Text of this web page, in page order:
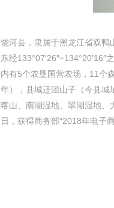
饶河县，隶属于黑龙江省双鸭
东经
内有5个农垦国营农场，11个
年），县城迁团山子（今县城
喀山、南湖湿地、翠湖湿地
日，获得商务部“2018年电子